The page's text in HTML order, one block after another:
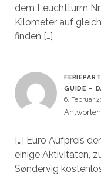
dem Leuchtturm
Kilometer auf
finden […]
GUIDE –
6. Februar
Antworten
[…] Euro Aufpreis
einige Aktivitäten,
Søndervig